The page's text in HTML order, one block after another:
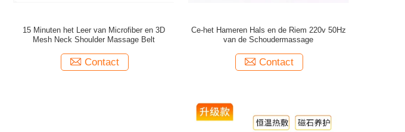
15 Minuten het Leer van Microfiber en 3D
Mesh Neck Shoulder Massage Belt
Contact
Ce-het Hameren Hals en de Riem 220v 50Hz
van de Schoudermassage
Contact